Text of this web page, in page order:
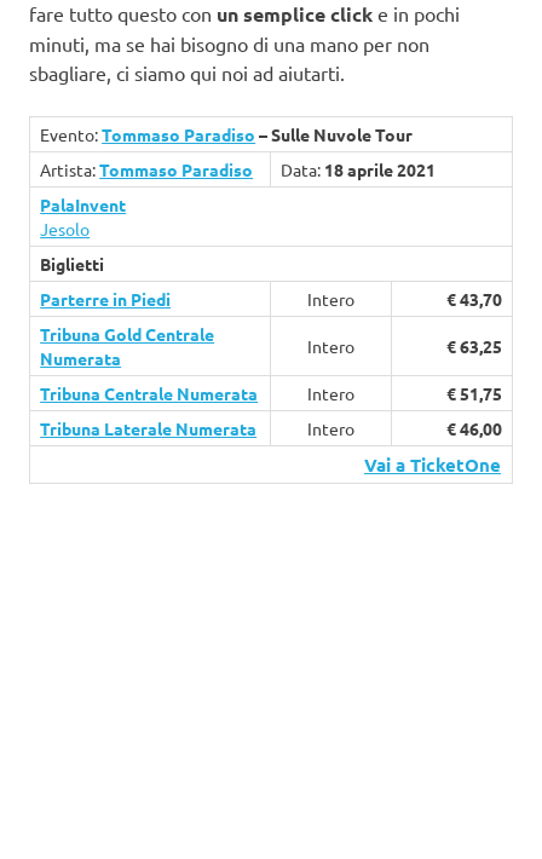
fare tutto questo con un semplice click e in pochi
minuti, ma se hai bisogno di una mano per non
sbagliare, ci siamo qui noi ad aiutarti.
Evento:Tommaso Paradiso – Sulle Nuvole Tour
Artista:Tommaso Paradiso Data: 18 aprile 2021
PalaInvent
Jesolo
Biglietti
Parterre in Piedi
Intero
€ 43,70
Tribuna Gold Centrale
Numerata
Intero € 63,25
Tribuna Centrale Numerata Intero
€ 51,75
Tribuna Laterale Numerata
Intero € 46,00
Vai a TicketOne